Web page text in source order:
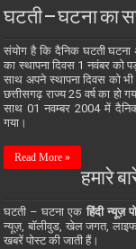
घटती – घटना का
संयोग है कि दैनिक घटती घटना
का स्थापना दिवस 1 नवंबर को
साथ अपने स्थापना दिवस को भी
छत्तीसगढ़ राज्य 25 वर्ष का हो
साथ 01 नवम्बर 2004 में
गया।
Read More »
हमारे
घटती – घटना एक हिंदी न्यूज़
न्यूज़, बॉलीवुड, खेल जगत,
खबरें पोस्ट की जाती हैं।